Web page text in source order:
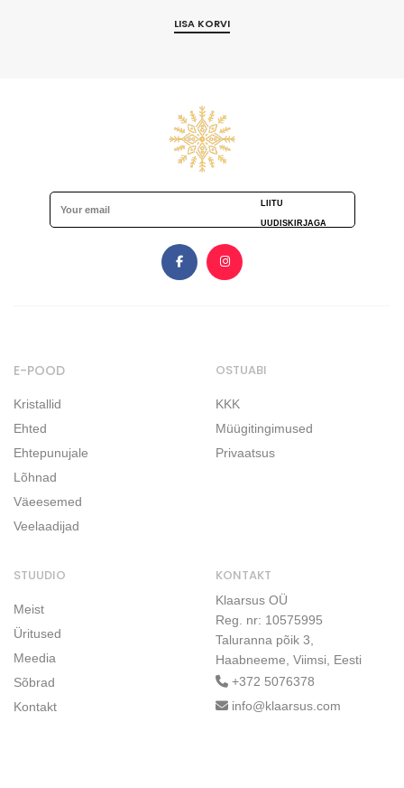
LISA KORVI
LIITU
UUDISKIRJAGA
E-POOD
Kristallid
Ehted
Ehtepunujale
Lõhnad
Väeesemed
Veelaadijad
OSTUABI
KKK
Müügitingimused
Privaatsus
STUUDIO
Meist
Üritused
Meedia
Sõbrad
Kontakt
KONTAKT
Klaarsus OÜ
Reg. nr: 10575995
Taluranna põik 3,
Haabneeme, Viimsi, Eesti
+372 5076378
info@klaarsus.com